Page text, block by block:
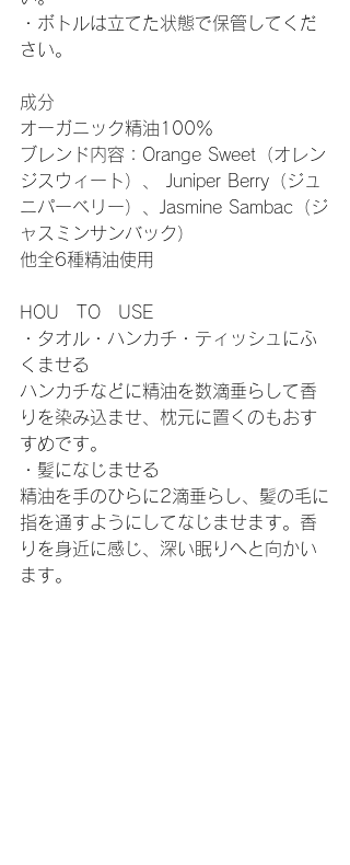
・ボトルは立てた状態で保管してくだ
さい。
成分
オーガニック精油100％
ブレンド内容：Orange Sweet（オレン
ジスウィート）、 Juniper Berry（ジュ
ニパーベリー）、Jasmine Sambac（ジ
ャスミンサンバック）
他全6種精油使用
HOU　TO　USE
・タオル・ハンカチ・ティッシュにふ
くませる
ハンカチなどに精油を数滴垂らして香
りを染み込ませ、枕元に置くのもおす
すめです。
・髪になじませる
精油を手のひらに2滴垂らし、髪の毛に
指を通すようにしてなじませます。香
りを身近に感じ、深い眠りへと向かい
ます。